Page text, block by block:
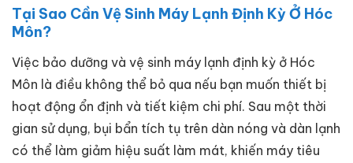
Tại Sao Cần Vệ Sinh Máy Lạnh Định Kỳ Ở Hóc
Môn?
Việc bảo dưỡng và vệ sinh máy lạnh định kỳ ở Hóc
Môn là điều không thể bỏ qua nếu bạn muốn thiết bị
hoạt động ổn định và tiết kiệm chi phí. Sau một thời
gian sử dụng, bụi bẩn tích tụ trên dàn nóng và dàn lạnh
có thể làm giảm hiệu suất làm mát, khiến máy tiêu